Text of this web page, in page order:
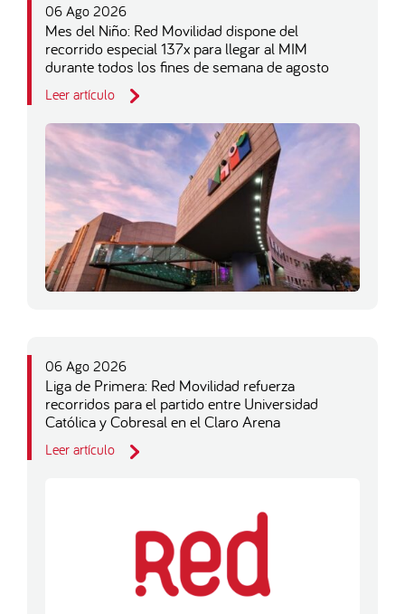
06 Ago 2026
Mes del Niño: Red Movilidad dispone del
recorrido especial 137x para llegar al MIM
durante todos los fines de semana de agosto
Leer artículo
06 Ago 2026
Liga de Primera: Red Movilidad refuerza
recorridos para el partido entre Universidad
Católica y Cobresal en el Claro Arena
Leer artículo